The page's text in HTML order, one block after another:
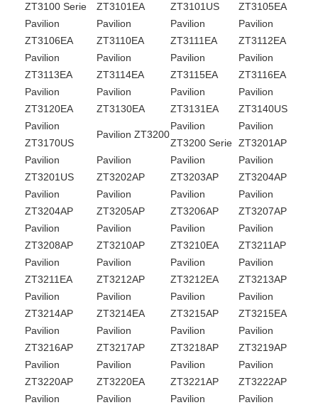
ZT3100 Serie
ZT3101EA
ZT3101US
ZT3105EA
Pavilion
ZT3106EA
Pavilion
ZT3110EA
Pavilion
ZT3111EA
Pavilion
ZT3112EA
Pavilion
ZT3113EA
Pavilion
ZT3114EA
Pavilion
ZT3115EA
Pavilion
ZT3116EA
Pavilion
ZT3120EA
Pavilion
ZT3130EA
Pavilion
ZT3131EA
Pavilion
ZT3140US
Pavilion
ZT3170US
Pavilion ZT3200
Pavilion
ZT3200 Serie
Pavilion
ZT3201AP
Pavilion
ZT3201US
Pavilion
ZT3202AP
Pavilion
ZT3203AP
Pavilion
ZT3204AP
Pavilion
ZT3204AP
Pavilion
ZT3205AP
Pavilion
ZT3206AP
Pavilion
ZT3207AP
Pavilion
ZT3208AP
Pavilion
ZT3210AP
Pavilion
ZT3210EA
Pavilion
ZT3211AP
Pavilion
ZT3211EA
Pavilion
ZT3212AP
Pavilion
ZT3212EA
Pavilion
ZT3213AP
Pavilion
ZT3214AP
Pavilion
ZT3214EA
Pavilion
ZT3215AP
Pavilion
ZT3215EA
Pavilion
ZT3216AP
Pavilion
ZT3217AP
Pavilion
ZT3218AP
Pavilion
ZT3219AP
Pavilion
ZT3220AP
Pavilion
ZT3220EA
Pavilion
ZT3221AP
Pavilion
ZT3222AP
Pavilion
Pavilion
Pavilion
Pavilion